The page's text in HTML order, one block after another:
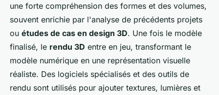
une forte compréhension des formes et des volumes,
souvent enrichie par l'analyse de précédents projets
ou études de cas en design 3D. Une fois le modèle
finalisé, le rendu 3D entre en jeu, transformant le
modèle numérique en une représentation visuelle
réaliste. Des logiciels spécialisés et des outils de
rendu sont utilisés pour ajouter textures, lumières et